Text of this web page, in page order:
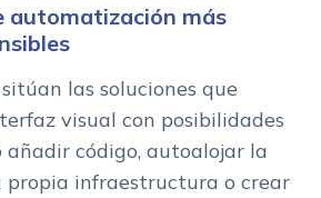
automatización más
las soluciones que
visual con posibilidades
añadir código, autoalojar la
infraestructura o crear